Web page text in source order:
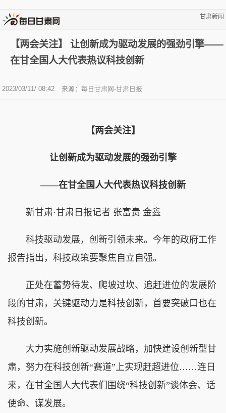
甘肃新闻
【两会关注】 让创新成为驱动发展的强劲引擎——
在甘全国人大代表热议科技创新
2023/03/11/ 08:42 来源：每日甘肃网-甘肃日报
【两会关注】
让创新成为驱动发展的强劲引擎
——在甘全国人大代表热议科技创新
新甘肃·甘肃日报记者 张富贵 金鑫
科技驱动发展，创新引领未来。今年的政府工作
报告指出，科技政策要聚焦自立自强。
正处在蓄势待发、爬坡过坎、追赶进位的发展阶
段的甘肃，关键驱动力是科技创新，首要突破口也在
科技创新。
大力实施创新驱动发展战略，加快建设创新型甘
肃，努力在科技创新“赛道”上实现赶超进位……连日
来，在甘全国人大代表们围绕“科技创新”谈体会、话
使命、谋发展。